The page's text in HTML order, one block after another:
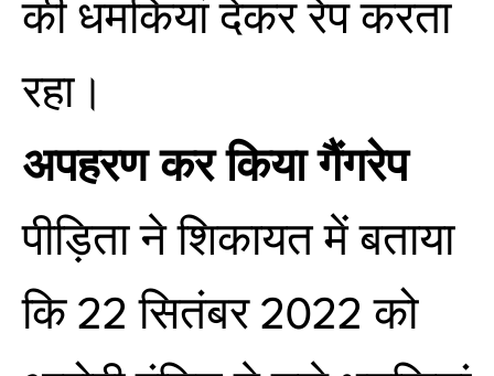
की धमकियां देकर रेप करता
रहा।
अपहरण कर किया गैंगरेप
पीड़िता ने शिकायत में बताया
कि 22 सितंबर 2022 को